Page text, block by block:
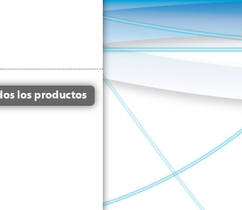
los productos